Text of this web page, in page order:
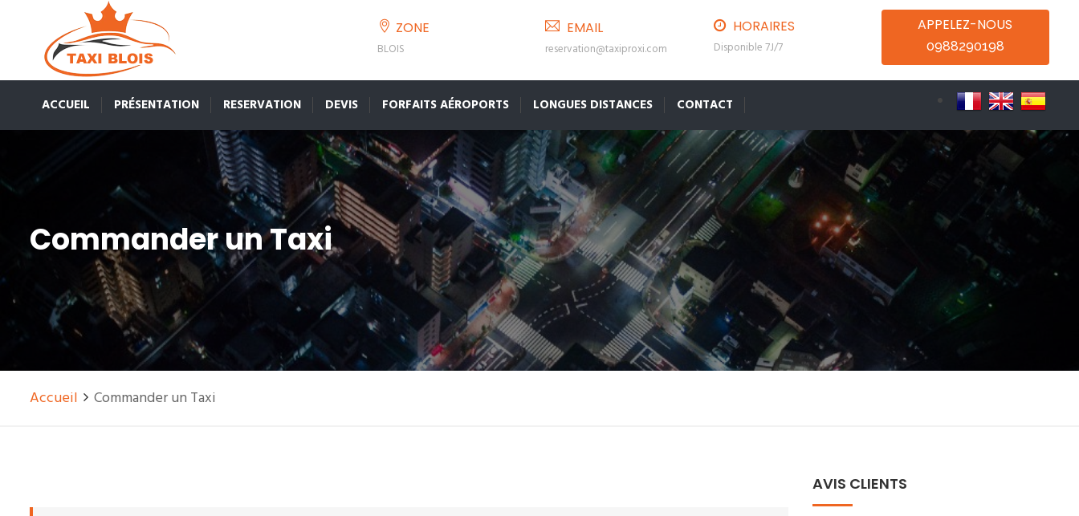
ZONE
BLOIS
EMAIL
reservation@taxiproxi.com
HORAIRES
Disponible 7J/7
APPELEZ-NOUS
0988290198
ACCUEIL PRÉSENTATION RESERVATION DEVIS FORFAITS AÉROPORTS LONGUES DISTANCES CONTACT
Commander un Taxi
Accueil Commander un Taxi
AVIS CLIENTS